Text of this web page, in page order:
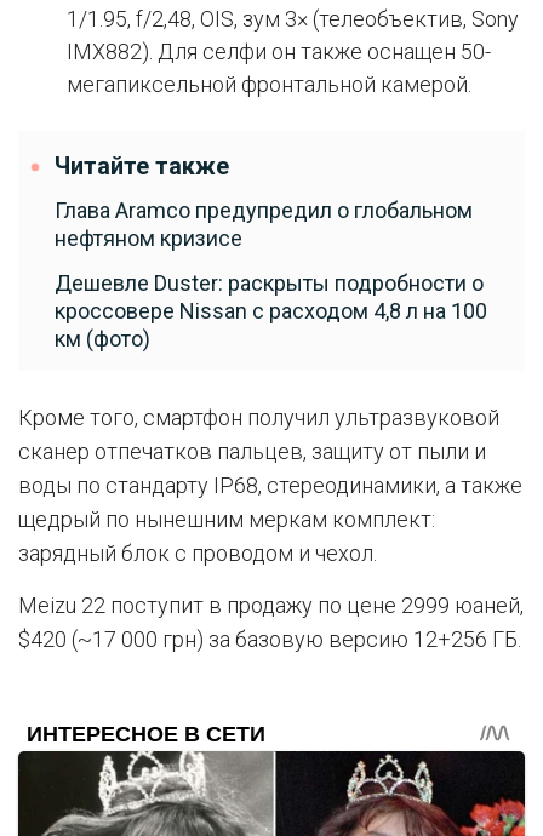
1/1.95, f/2,48, OIS, зум 3× (телеобъектив, Sony
IMX882). Для селфи он также оснащен 50-
мегапиксельной фронтальной камерой.
Читайте также
Глава Aramco предупредил о глобальном
нефтяном кризисе
Дешевле Duster: раскрыты подробности о
кроссовере Nissan с расходом 4,8 л на 100
км (фото)
Кроме того, смартфон получил ультразвуковой
сканер отпечатков пальцев, защиту от пыли и
воды по стандарту IP68, стереодинамики, а также
щедрый по нынешним меркам комплект:
зарядный блок с проводом и чехол.
Meizu 22 поступит в продажу по цене 2999 юаней,
$420 (~17 000 грн) за базовую версию 12+256 ГБ.